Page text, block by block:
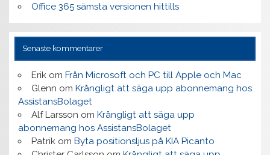
Office 365 sämsta versionen hittills
Senaste kommentarer
Erikom Från Microsoft och PC till Apple och Mac
Glenn om Krångligt att säga upp abonnemang hos
AssistansBolaget
Alf Larsson om Krångligt att säga upp
abonnemang hos AssistansBolaget
Patrikom Byta positionsljus på KIA Picanto